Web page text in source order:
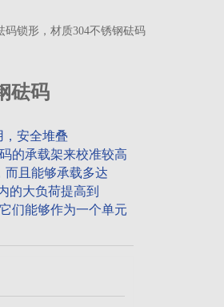
码锁形，材质304不锈钢砝码
砝码
安全堆叠
的承载架来校准较高
而且能够承载多达
的大负荷提高到
们能够作为一个单元